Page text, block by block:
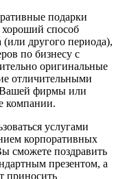
подарки
способ
(или другого периода),
по бизнесу с
оригинальные
отличительными
фирмы или
компании.
услугами
корпоративных
сможете поздравить
презентом, а
приносить